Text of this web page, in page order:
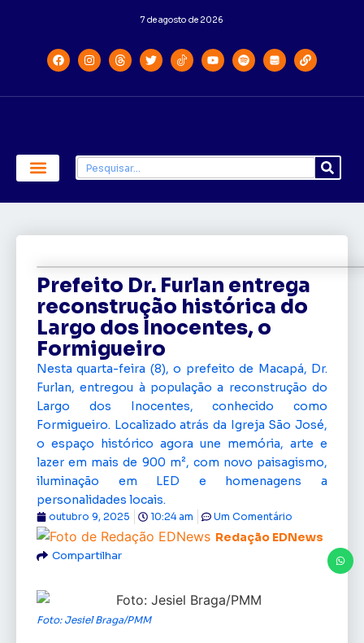
7 de agosto de 2026
Prefeito Dr. Furlan entrega
reconstrução histórica do
Largo dos Inocentes, o
Formigueiro
Nesta quarta-feira (8), o prefeito de Macapá, Dr.
Furlan, entregou à população a reconstrução do
Largo dos Inocentes, conhecido como
Formigueiro. Localizado atrás da Igreja São José,
o espaço histórico agora une memória, arte e
lazer em mais de 900 m², com novo paisagismo,
iluminação em LED e homenagens a
personalidades locais.
Redação EDNews
outubro 9, 2025 10:24 am Um Comentário
Compartilhar
Foto: Jesiel Braga/PMM